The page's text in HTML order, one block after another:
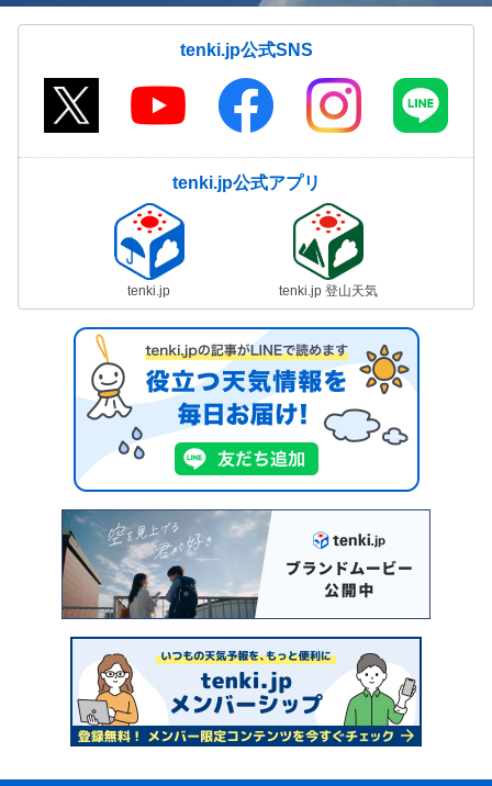
tenki.jp公式SNS
tenki.jp公式アプリ
tenki.jp tenki.jp 登山天気